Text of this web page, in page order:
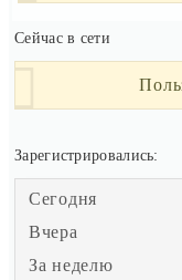
Сейчас в сети
Зарегистрировались:
Сегодня
Вчера
За неделю